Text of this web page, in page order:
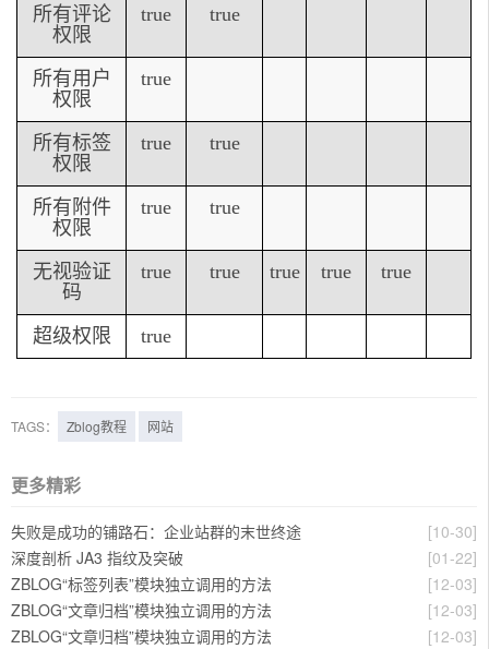
所有评论
权限
true true
所有用户
权限
true
所有标签
权限
true true
所有附件
权限
true true
无视验证
码
true true true true true
超级权限 true
TAGS： Zblog教程 网站
更多精彩
[10-30]
失败是成功的铺路石：企业站群的末世终途
[01-22]
深度剖析 JA3 指纹及突破
[12-03]
ZBLOG“标签列表”模块独立调用的方法
[12-03]
ZBLOG“文章归档”模块独立调用的方法
[12-03]
ZBLOG“文章归档”模块独立调用的方法